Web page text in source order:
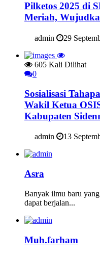
Pilketos 2025 di
Meriah,
admin 29
605 Kali Dilihat
0
Sosialisasi
Wakil Ketua
Kabupaten
admin 13
Asra
Banyak ilmu baru
dapat berjalan...
Muh.farham